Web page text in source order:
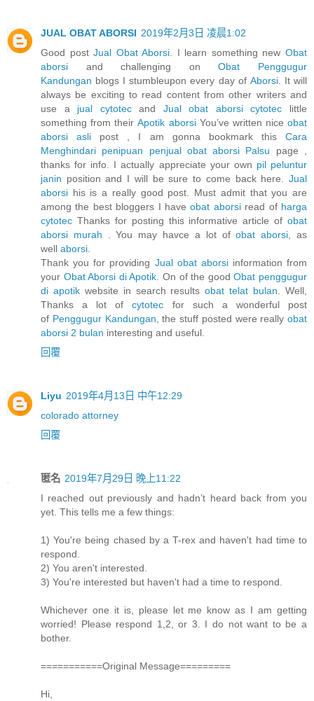
JUAL OBAT ABORSI 2019年2月3日 凌晨1:02
Good postJual Obat Aborsi . I learn something newObat
aborsi and challenging onObat Penggugur
Kandungan blogs I stumbleupon every day of Aborsi. It will
always be exciting to read content from other writers and
use a jual cytotecand Jual obat aborsi cytotec little
something from theirApotik aborsiYou’ve written nice obat
aborsi asli post , I am gonna bookmark thisCara
Menghindari penipuan penjual obat aborsi Palsu page ,
thanks for info. I actually appreciate your own pil peluntur
janin position and I will be sure to come back here. Jual
aborsi his is a really good post. Must admit that you are
among the best bloggers I haveobat aborsiread of harga
cytotec Thanks for posting this informative article of obat
aborsi murah . You may havce a lot ofobat aborsi , as
well aborsi
Thank you for providing Jual obat aborsiinformation from
your Obat Aborsi di Apotik . On of the goodObat penggugur
di apotikwebsite in search resultsobat telat bulan . Well,
Thanks a lot ofcytotec for such a wonderful post
of Penggugur Kandungan , the stuff posted were really obat
aborsi 2 bulan interesting and useful.
回覆
Liyu 2019年4月13日 中午12:29
colorado attorney
回覆
匿名 2019年7月29日 晚上11:22
I reached out previously and hadn’t heard back from you
yet. This tells me a few things:
1) You're being chased by a T-rex and haven't had time to
respond.
2) You aren't interested.
3) You're interested but haven't had a time to respond.
Whichever one it is, please let me know as I am getting
worried! Please respond 1,2, or 3. I do not want to be a
bother.
===========Original Message=========
Hi,